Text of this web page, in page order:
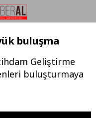
buluşma
Geliştirme
buluşturmaya